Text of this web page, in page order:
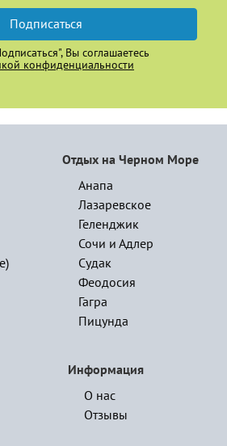
Подписаться
Вы соглашаетесь
конфиденциальности
Отдых на Черном Море
Анапа
Лазаревское
Геленджик
Сочи и Адлер
Судак
Феодосия
Гагра
Пицунда
Информация
О нас
Отзывы